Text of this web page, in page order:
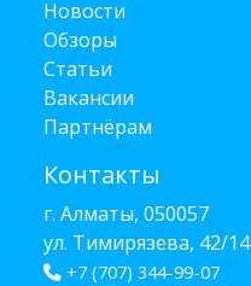
Новости
Обзоры
Статьи
Вакансии
Партнёрам
Контакты
г. Алматы, 050057
ул. Тимирязева, 42/14
+7 (707) 344-99-07